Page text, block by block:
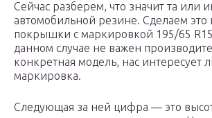
Сейчас разберем, что значит та или
автомобильной резине. Сделаем
покрышки с маркировкой 195/65
данном случае не важен
конкретная модель, нас интересует
маркировка.
Следующая за ней цифра — это